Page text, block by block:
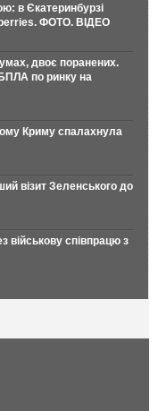
в Єкатеринбурзі
ФОТО. ВІДЕО
двоє поранених.
по ринку на
Криму спалахнула
візит Зеленського до
військову співпрацю з